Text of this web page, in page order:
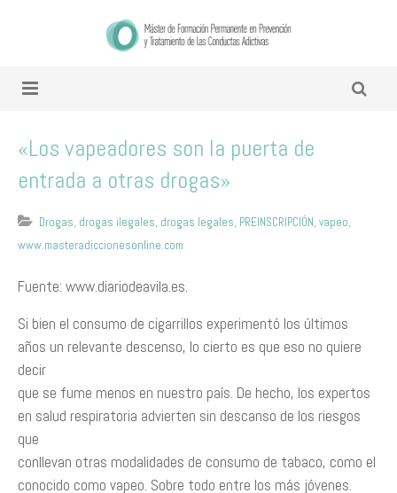
«Los vapeadores son la puerta de
entrada a otras drogas»
Drogas, drogas ilegales, drogas legales, PREINSCRIPCIÓN, vapeo,
www.masteradiccionesonline.com
Fuente: www.diariodeavila.es.
Si bien el consumo de cigarrillos experimentó los últimos
años un relevante descenso, lo cierto es que eso no quiere
decir
que se fume menos en nuestro país. De hecho, los expertos
en salud respiratoria advierten sin descanso de los riesgos
que
conllevan otras modalidades de consumo de tabaco, como el
conocido como vapeo. Sobre todo entre los más jóvenes.